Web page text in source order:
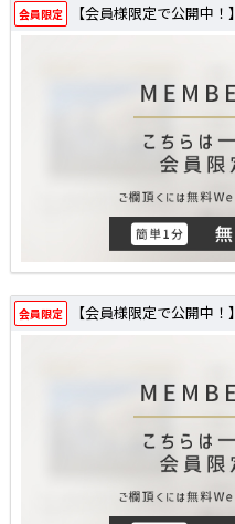
会員限定 【会員様限定で公開中！】
会員限定 【会員様限定で公開中！】